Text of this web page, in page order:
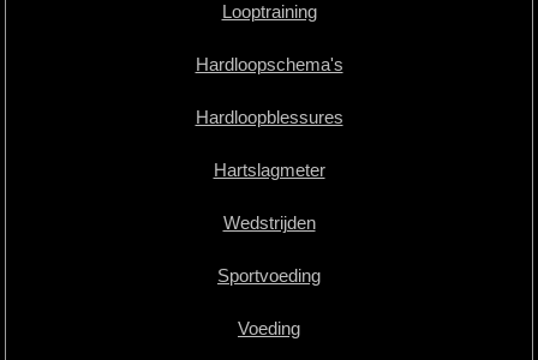
Looptraining
Hardloopschema's
Hardloopblessures
Hartslagmeter
Wedstrijden
Sportvoeding
Voeding